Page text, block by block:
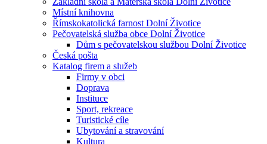
Místní knihovna
Římskokatolická farnost Dolní Životice
Pečovatelská služba obce Dolní Životice
Dům s pečovatelskou službou Dolní Životice
Česká pošta
Katalog firem a služeb
Firmy v obci
Doprava
Instituce
Sport, rekreace
Turistické cíle
Ubytování a stravování
Kultura